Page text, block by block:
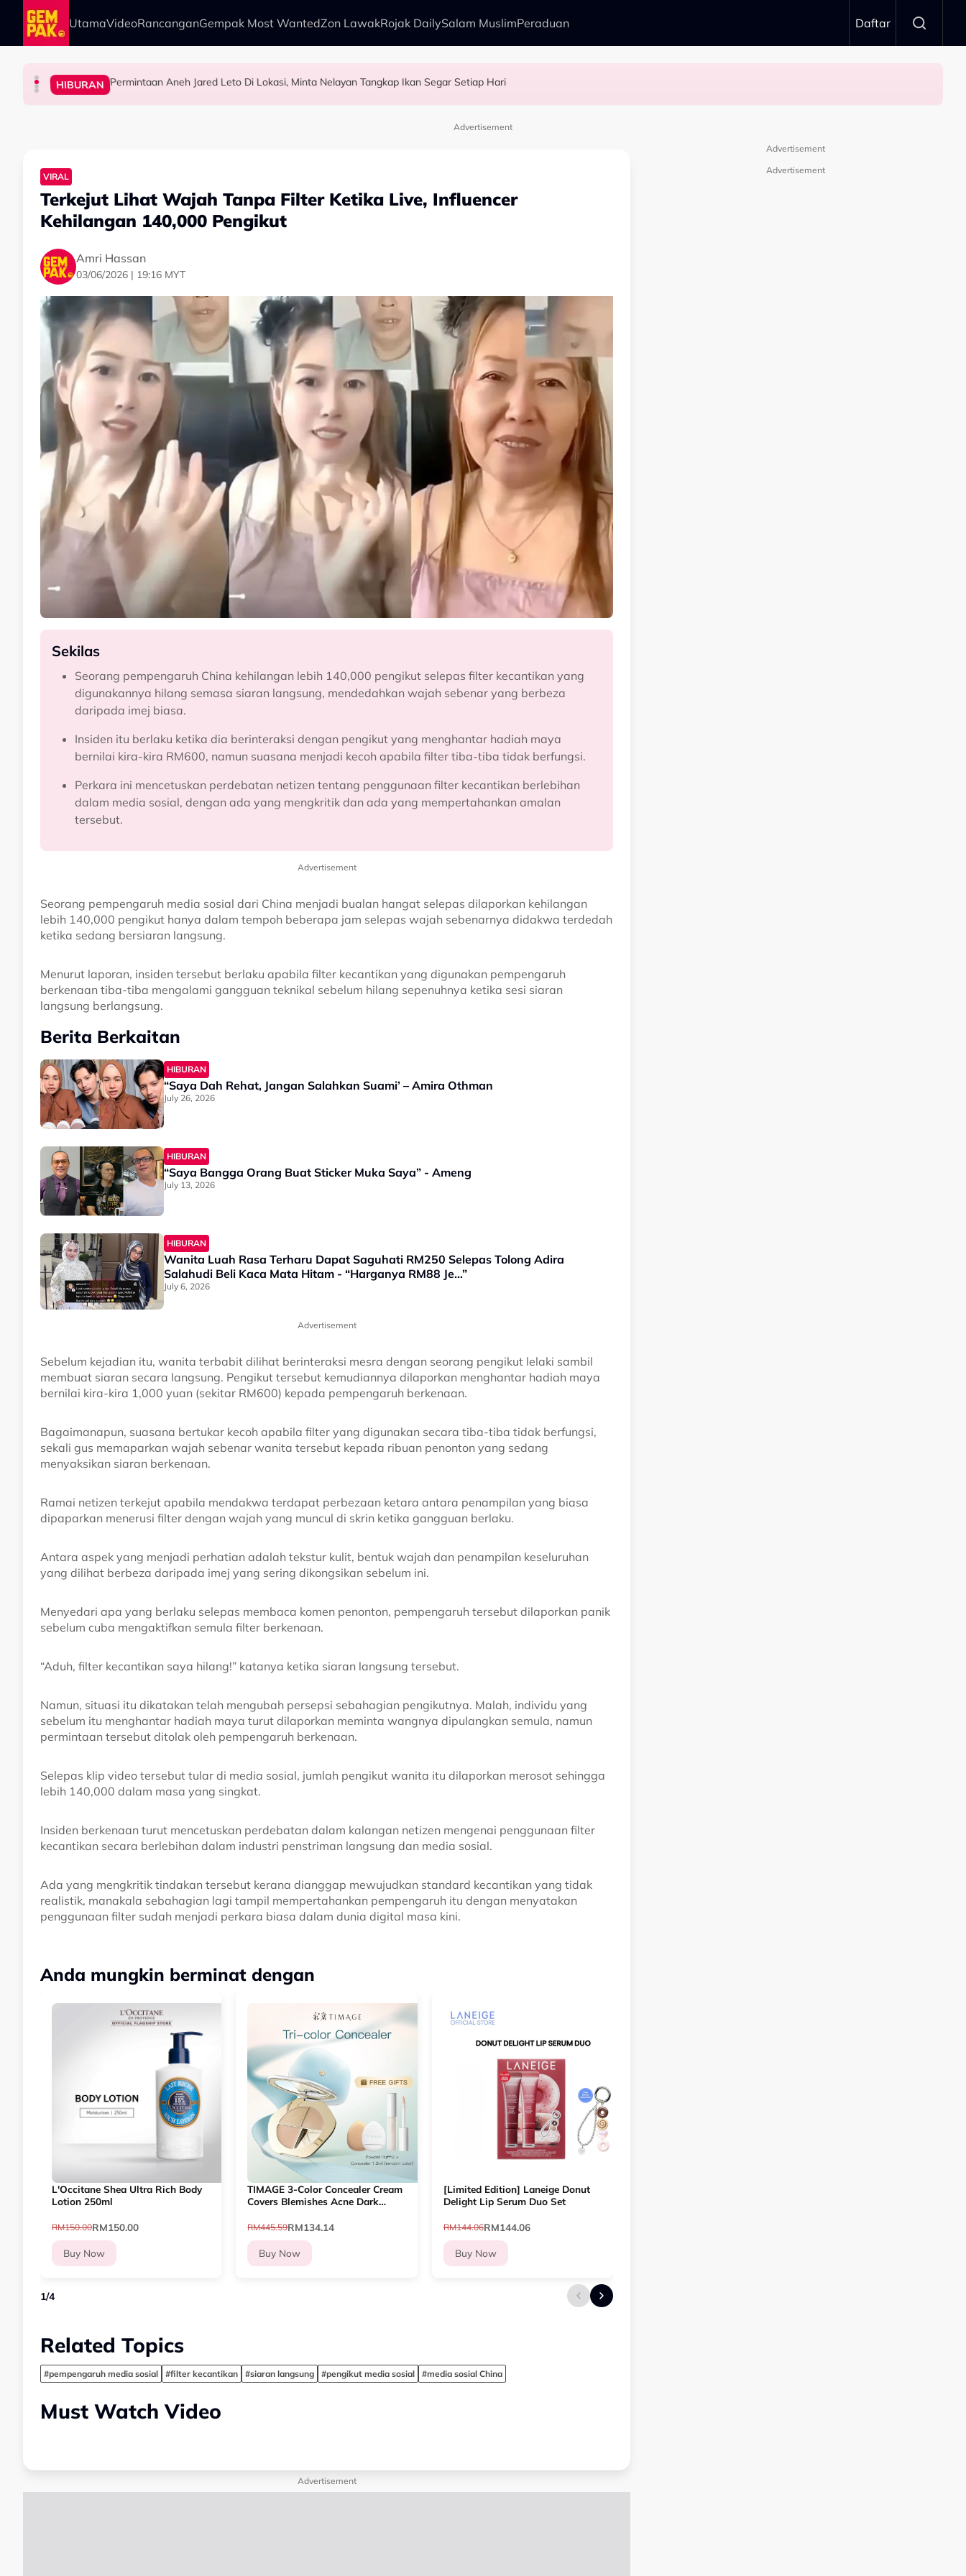
Skip to main content
UtamaVideoRancanganGempak Most WantedZon LawakRojak DailySalam MuslimPeraduan Daftar
BERITA Tertelan Serpihan Lidi Sate, Wanita Saman Singapore Airlines
HIBURAN Permintaan Aneh Jared Leto Di Lokasi, Minta Nelayan Tangkap Ikan Segar Setiap Hari
HIBURAN Pernah Hidup Miskin Tegar, A$AP Bayar Sewa Penduduk Satu Flat Sebab Nenek Tak Mahu Pindah
HIBURAN “Jangan Meroyan,Merentan...” - Ammar Alfian Pertahan Aliff Aziz, Minta Netizen Berhenti Menghukum
Advertisement
VIRAL
Terkejut Lihat Wajah Tanpa Filter Ketika Live, Influencer
Kehilangan 140,000 Pengikut
Amri Hassan
03/06/2026 | 19:16 MYT
Sekilas
Seorang pempengaruh China kehilangan lebih 140,000 pengikut selepas filter kecantikan yang
digunakannya hilang semasa siaran langsung, mendedahkan wajah sebenar yang berbeza
daripada imej biasa.
Insiden itu berlaku ketika dia berinteraksi dengan pengikut yang menghantar hadiah maya
bernilai kira-kira RM600, namun suasana menjadi kecoh apabila filter tiba-tiba tidak berfungsi.
Perkara ini mencetuskan perdebatan netizen tentang penggunaan filter kecantikan berlebihan
dalam media sosial, dengan ada yang mengkritik dan ada yang mempertahankan amalan
tersebut.
Advertisement
Seorang pempengaruh media sosial dari China menjadi bualan hangat selepas dilaporkan kehilangan
lebih 140,000 pengikut hanya dalam tempoh beberapa jam selepas wajah sebenarnya didakwa terdedah
ketika sedang bersiaran langsung.
Menurut laporan, insiden tersebut berlaku apabila filter kecantikan yang digunakan pempengaruh
berkenaan tiba-tiba mengalami gangguan teknikal sebelum hilang sepenuhnya ketika sesi siaran
langsung berlangsung.
Berita Berkaitan
HIBURAN
“Saya Dah Rehat, Jangan Salahkan Suami’ – Amira Othman
July 26, 2026
HIBURAN
“Saya Bangga Orang Buat Sticker Muka Saya” - Ameng
July 13, 2026
HIBURAN
Wanita Luah Rasa Terharu Dapat Saguhati RM250 Selepas Tolong Adira
Salahudi Beli Kaca Mata Hitam - “Harganya RM88 Je…”
July 6, 2026
Advertisement
Sebelum kejadian itu, wanita terbabit dilihat berinteraksi mesra dengan seorang pengikut lelaki sambil
membuat siaran secara langsung. Pengikut tersebut kemudiannya dilaporkan menghantar hadiah maya
bernilai kira-kira 1,000 yuan (sekitar RM600) kepada pempengaruh berkenaan.
Bagaimanapun, suasana bertukar kecoh apabila filter yang digunakan secara tiba-tiba tidak berfungsi,
sekali gus memaparkan wajah sebenar wanita tersebut kepada ribuan penonton yang sedang
menyaksikan siaran berkenaan.
Ramai netizen terkejut apabila mendakwa terdapat perbezaan ketara antara penampilan yang biasa
dipaparkan menerusi filter dengan wajah yang muncul di skrin ketika gangguan berlaku.
Antara aspek yang menjadi perhatian adalah tekstur kulit, bentuk wajah dan penampilan keseluruhan
yang dilihat berbeza daripada imej yang sering dikongsikan sebelum ini.
Menyedari apa yang berlaku selepas membaca komen penonton, pempengaruh tersebut dilaporkan panik
sebelum cuba mengaktifkan semula filter berkenaan.
“Aduh, filter kecantikan saya hilang!” katanya ketika siaran langsung tersebut.
Namun, situasi itu dikatakan telah mengubah persepsi sebahagian pengikutnya. Malah, individu yang
sebelum itu menghantar hadiah maya turut dilaporkan meminta wangnya dipulangkan semula, namun
permintaan tersebut ditolak oleh pempengaruh berkenaan.
Selepas klip video tersebut tular di media sosial, jumlah pengikut wanita itu dilaporkan merosot sehingga
lebih 140,000 dalam masa yang singkat.
Insiden berkenaan turut mencetuskan perdebatan dalam kalangan netizen mengenai penggunaan filter
kecantikan secara berlebihan dalam industri penstriman langsung dan media sosial.
Ada yang mengkritik tindakan tersebut kerana dianggap mewujudkan standard kecantikan yang tidak
realistik, manakala sebahagian lagi tampil mempertahankan pempengaruh itu dengan menyatakan
penggunaan filter sudah menjadi perkara biasa dalam dunia digital masa kini.
Anda mungkin berminat dengan
L'Occitane Shea Ultra Rich Body
Lotion 250ml
RM150.00RM150.00
Buy Now
TIMAGE 3-Color Concealer Cream
Covers Blemishes Acne Dark
RM445.59RM134.14
Buy Now
[Limited Edition] Laneige Donut
Delight Lip Serum Duo Set
RM144.06RM144.06
Buy Now
1/4
Related Topics
#pempengaruh media sosial #filter kecantikan #siaran langsung #pengikut media sosial #media sosial China
Must Watch Video
Advertisement
Advertisement
Advertisement